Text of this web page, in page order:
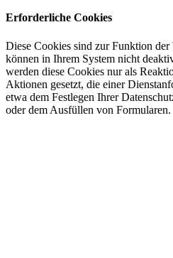
Erforderliche Cookies
Diese Cookies sind zur Funktion der
können in Ihrem System nicht
werden diese Cookies nur als
Aktionen gesetzt, die einer
etwa dem Festlegen Ihrer
oder dem Ausfüllen von Formularen.